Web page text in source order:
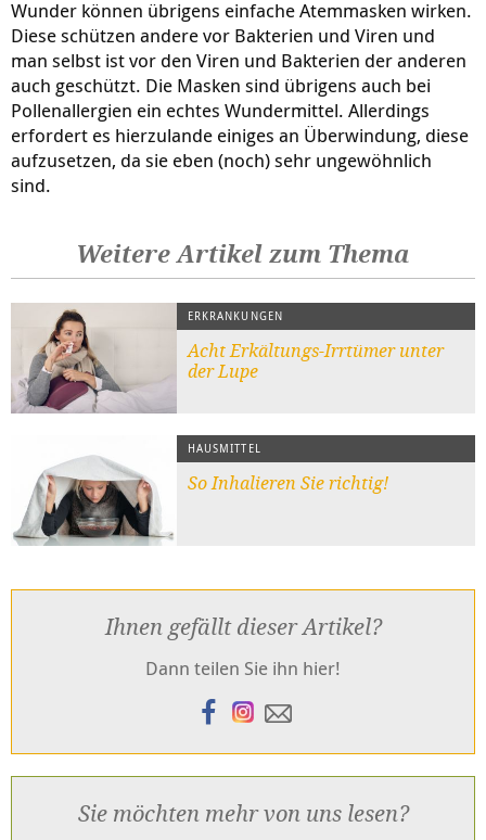
Wunder können übrigens einfache Atemmasken wirken.
Diese schützen andere vor Bakterien und Viren und
man selbst ist vor den Viren und Bakterien der anderen
auch geschützt. Die Masken sind übrigens auch bei
Pollenallergien ein echtes Wundermittel. Allerdings
erfordert es hierzulande einiges an Überwindung, diese
aufzusetzen, da sie eben (noch) sehr ungewöhnlich
sind.
Weitere Artikel zum Thema
ERKRANKUNGEN
Acht Erkältungs-Irrtümer unter
der Lupe
HAUSMITTEL
So Inhalieren Sie richtig!
Ihnen gefällt dieser Artikel?
Dann teilen Sie ihn hier!
Sie möchten mehr von uns lesen?